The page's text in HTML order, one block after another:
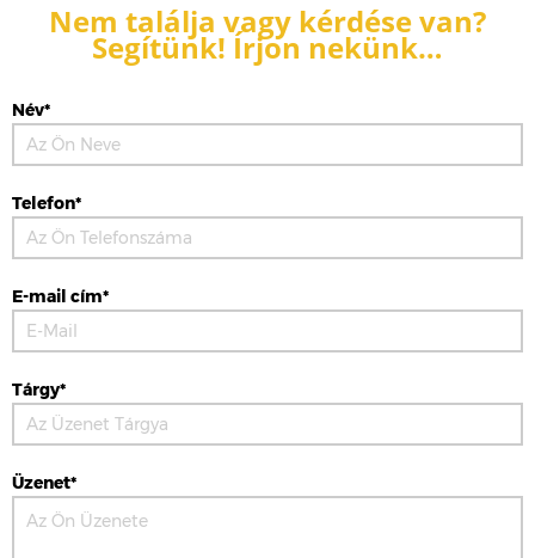
Nem találja vagy kérdése van?
Segítünk! Írjon nekünk…
Név*
Telefon*
E-mail cím*
Tárgy*
Üzenet*